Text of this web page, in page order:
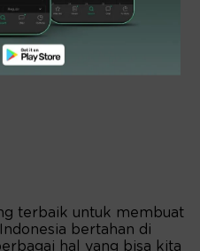
terbaik untuk membuat
bertahan di
hal yang bisa kita